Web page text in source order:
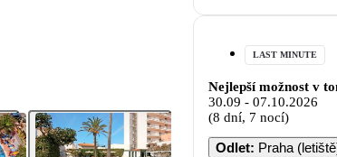
LAST MINUTE
Nejlepší možnost v
30.09 - 07.10.2026
(8 dní, 7 nocí)
Odlet: Praha